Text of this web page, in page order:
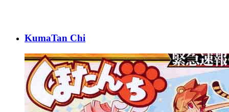
KumaTan Chi